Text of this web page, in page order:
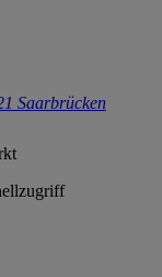
Saarbrücken